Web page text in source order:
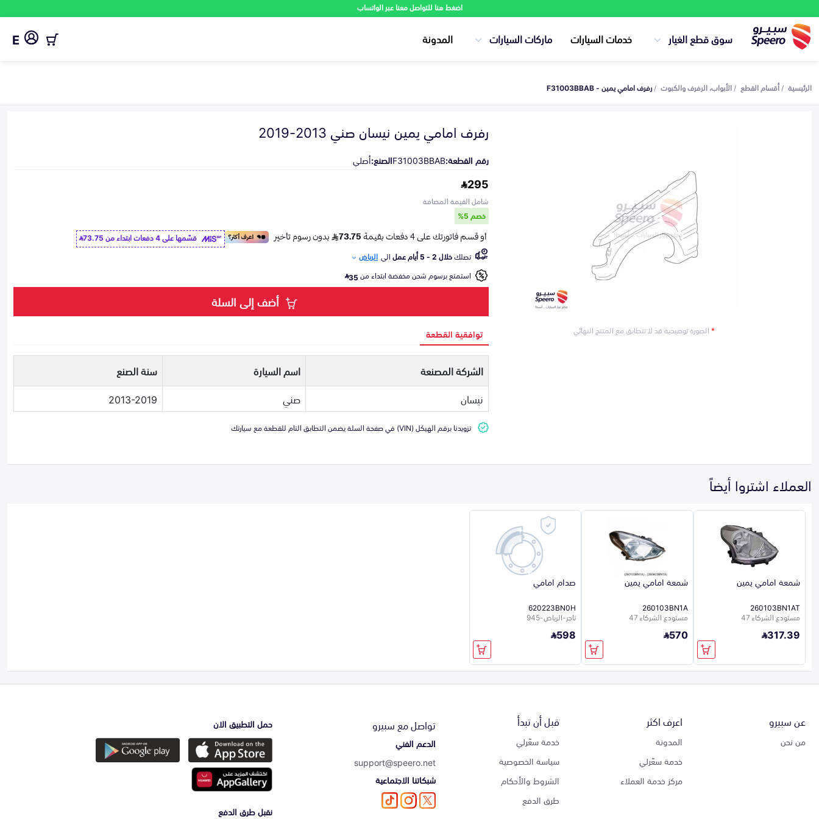
اضغط هنا للتواصل معنا عبر الواتساب
سوق قطع الغيار خدمات السيارات ماركات السيارات المدونة E
الرئيسية أقسام القطع الأبواب، الرفرف والكبوت رفرف امامي يمين - F31003BBAB
*الصورة توضيحية قد لا تتطابق مع المنتج النهائي
رفرف امامي يمين نيسان صني 2013-2019
رقم القطعة:F31003BBABالصنع:أصلي
295
شامل القيمة المضافة
خصم 5%
قسّمها على 4 دفعات ابتداء من
73.75
تصلكخلال 2 - 5 أيام عمل الى الرياض
استمتع برسوم شحن مخفضة ابتداء من35
أضف إلى السلة
توافقية القطعة
الشركة المصنعة اسم السيارة
سنة الصنع
نيسان
صني 2013-2019
تزويدنا برقم الهيكل (VIN) في صفحة السلة يضمن التطابق التام للقطعة مع سيارتك
العملاء اشتروا أيضاً
شمعة امامي يمين
260103BN1AT
مستودع الشركاء 47
317.39
شمعة امامي يمين
260103BN1A
مستودع الشركاء 47
570
صدام امامي
620223BN0H
تاجر-الرياض-945
598
عن سبيرو
من نحن
اعرف اكثر
المدونة
خدمة سعّرلي
مركز خدمة العملاء
قبل أن تبدأ
خدمة سعّرلي
سياسة الخصوصية
الشروط والأحكام
طرق الدفع
تواصل مع سبيرو
الدعم الفني
support@speero.net
شبكاتنا الاجتماعية
حمل التطبيق الان
نقبل طرق الدفع